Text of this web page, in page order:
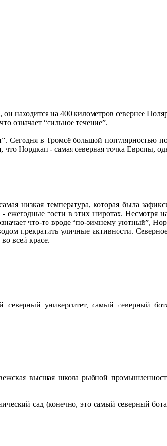
на 400 километров севернее
означает “сильное течение”.
Сегодня в Тромсё большой популярностью
Нордкап - самая северная точка Европы,
низкая температура, которая была
гости в этих широтах. Несмотря
что-то вроде “по-зимнему уютный”,
прекратить уличные активности.
всей красе.
университет, самый северный
высшая школа рыбной
сад (конечно, это самый северный